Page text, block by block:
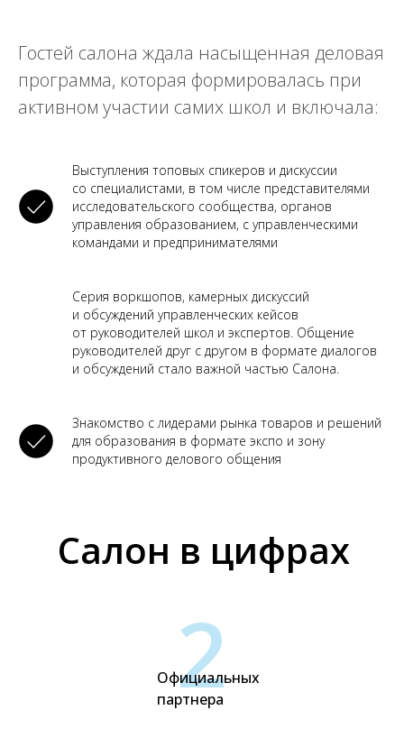
Гостей салона ждала насыщенная деловая
программа, которая формировалась при
активном участии самих школ и включала:
Выступления топовых спикеров и дискуссии
со специалистами, в том числе представителями
исследовательского сообщества, органов
управления образованием, с управленческими
командами и предпринимателями
Серия воркшопов, камерных дискуссий
и обсуждений управленческих кейсов
от руководителей школ и экспертов. Общение
руководителей друг с другом в формате диалогов
и обсуждений стало важной частью Салона.
Знакомство с лидерами рынка товаров и решений
для образования в формате экспо и зону
продуктивного делового общения
2
Салон в цифрах
Официальных
партнера